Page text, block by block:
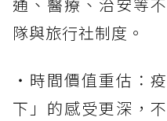
隊與旅行社制度。
・時間價值重估：
下」的感受更深，